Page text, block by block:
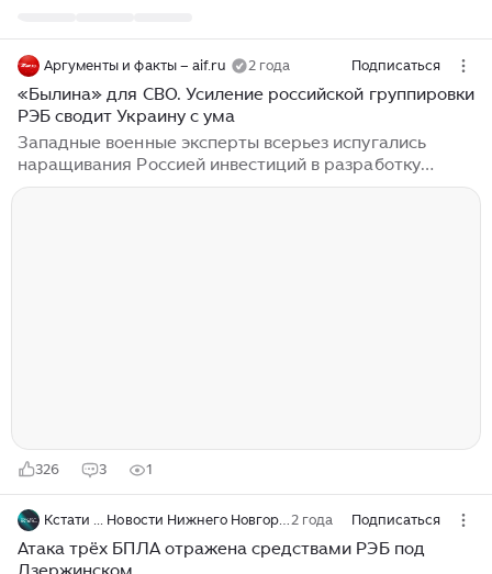
Аргументы и факты – aif.ru 2 года Подписаться
«Былина» для СВО. Усиление российской группировки
РЭБ сводит Украину с ума
Западные военные эксперты всерьез испугались
наращивания Россией инвестиций в разработку
новейших средств радиоэлектронной борьбы. Многие
326 3 1
Кстати ... Новости Нижнего Новгорода2 года Подписаться
Атака трёх БПЛА отражена средствами РЭБ под